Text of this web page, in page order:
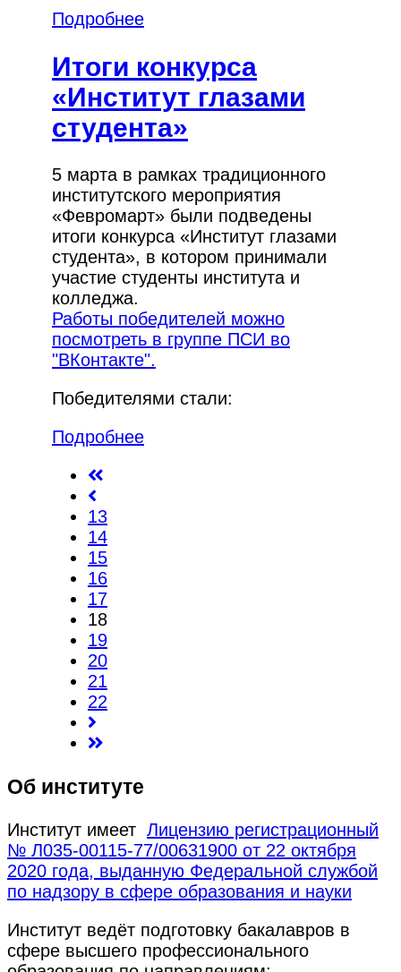
Подробнее
Итоги конкурса
«Институт глазами
студента»
5 марта в рамках традиционного
институтского мероприятия
«Февромарт» были подведены
итоги конкурса «Институт глазами
студента», в котором принимали
участие студенты института и
колледжа.
Работы победителей можно
посмотреть в группе ПСИ во
"ВКонтакте".
Победителями стали:
Подробнее
13
14
15
16
17
18
19
20
21
22
Об институте
Институт имеет Лицензию регистрационный
№ Л035-00115-77/00631900 от 22 октября
2020 года, выданную Федеральной службой
по надзору в сфере образования и науки
Институт ведёт подготовку бакалавров в
сфере высшего профессионального